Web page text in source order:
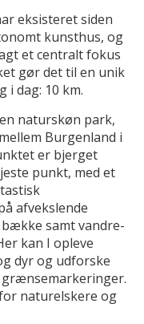
eksisteret siden
kunsthus, og
et centralt fokus
gør det til en unik
i dag: 10 km.
naturskøn park,
Burgenland i
er bjerget
punkt, med et
afvekslende
samt vandre-
kan I opleve
dyr og udforske
naturelskere og